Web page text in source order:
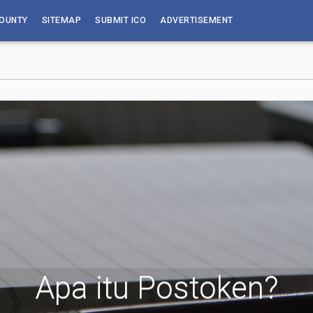
SITEMAP SUBMIT ICO ADVERTISEMENT
Apa itu Postoken?